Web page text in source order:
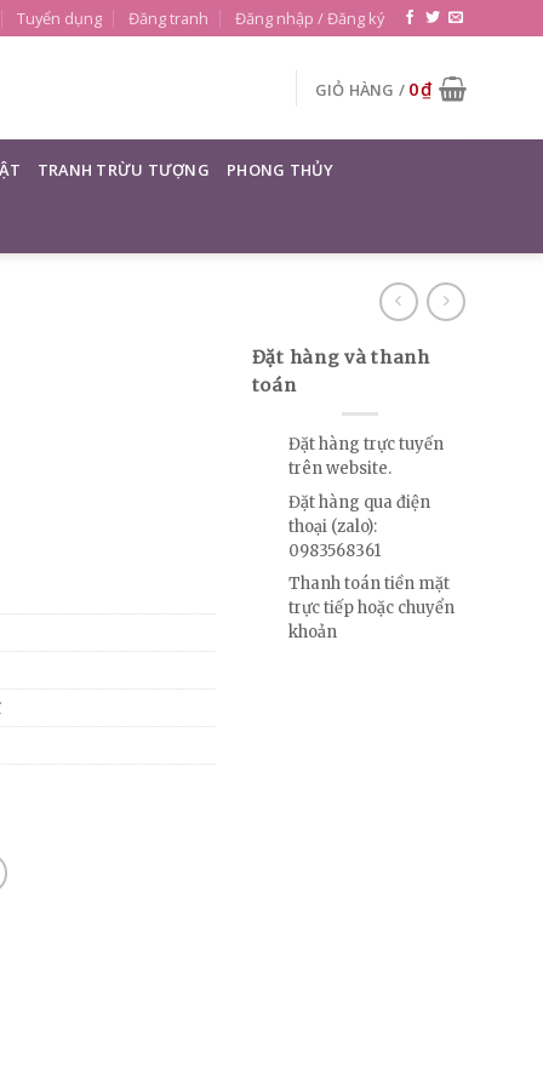
Tuyển dụng Đăng tranh Đăng nhập / Đăng ký
GIỎ HÀNG / 0₫
TRANH TRỪU TƯỢNG PHONG THỦY
Đặt hàng và thanh
toán
Đặt hàng trực tuyến
trên website.
Đặt hàng qua điện
thoại (zalo):
0983568361
Thanh toán tiền mặt
trực tiếp hoặc chuyển
khoản